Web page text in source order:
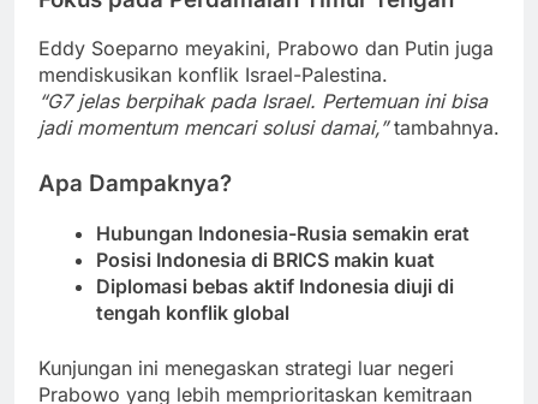
Eddy Soeparno meyakini, Prabowo dan Putin juga
mendiskusikan konflik Israel-Palestina.
“G7 jelas berpihak pada Israel. Pertemuan ini bisa
jadi momentum mencari solusi damai,”tambahnya.
Apa Dampaknya?
Hubungan Indonesia-Rusia semakin erat
Posisi Indonesia di BRICS makin kuat
Diplomasi bebas aktif Indonesia diuji di
tengah konflik global
Kunjungan ini menegaskan strategi luar negeri
Prabowo yang lebih memprioritaskan kemitraan